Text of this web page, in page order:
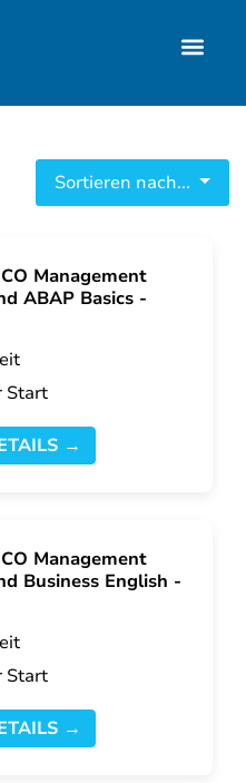
Sortieren nach...
Management
ABAP Basics -
Start
→
Management
Business English -
Start
→